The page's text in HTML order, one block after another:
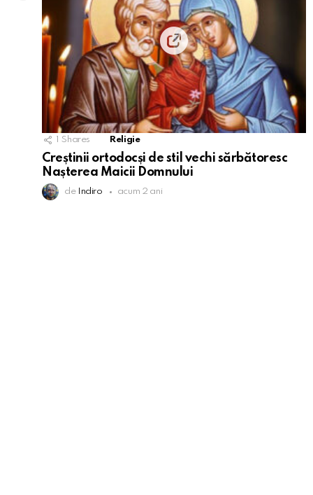
Shares Religie
Creștinii ortodocși de stil vechi sărbătoresc
Nașterea Maicii Domnului
de Indiro acum 2 ani